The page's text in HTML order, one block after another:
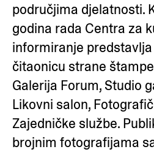
područjima djelatnosti.
godina rada Centra za
informiranje
čitaonicu strane
Galerija Forum, Studio
Likovni salon,
Zajedničke službe.
brojnim fotografijama